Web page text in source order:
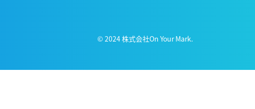
© 2024 株式会社On Your Mark.